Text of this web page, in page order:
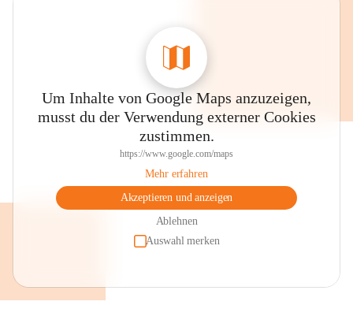
Um Inhalte von Google Maps anzuzeigen,
musst du der Verwendung externer Cookies
zustimmen.
https://www.google.com/maps
Mehr erfahren
Akzeptieren und anzeigen
Ablehnen
Auswahl merken